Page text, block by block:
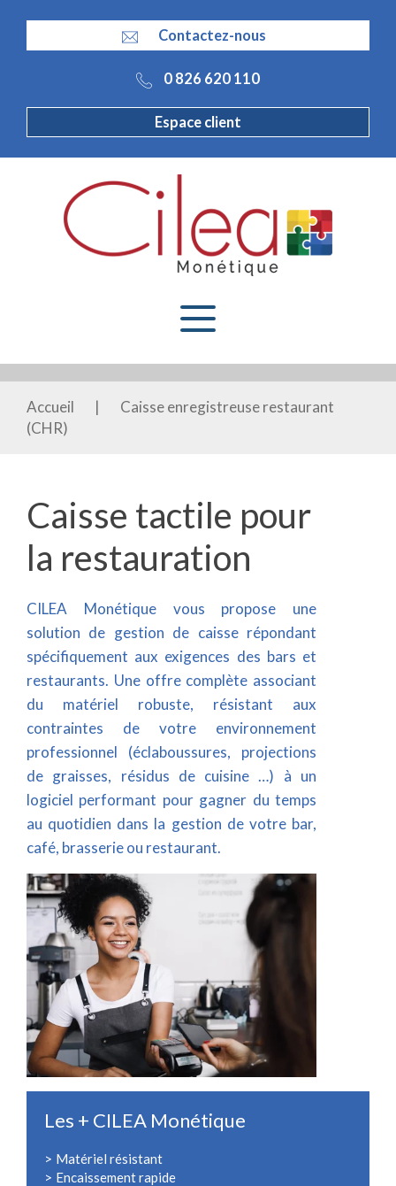
Contactez-nous
0 826 620 110
Espace client
Accueil |
Caisse enregistreuse restaurant
(CHR)
Caisse tactile pour
la restauration
CILEA Monétique vous propose une
solution de gestion de caisse répondant
spécifiquement aux exigences des bars et
restaurants. Une offre complète associant
du matériel robuste, résistant aux
contraintes de votre environnement
professionnel (éclaboussures, projections
de graisses, résidus de cuisine …) à un
logiciel performant pour gagner du temps
au quotidien dans la gestion de votre bar,
café, brasserie ou restaurant.
Les + CILEA Monétique
Matériel résistant
Encaissement rapide